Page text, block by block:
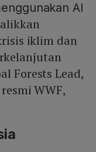
AI
iklim dan
Forests Lead,
WWF,